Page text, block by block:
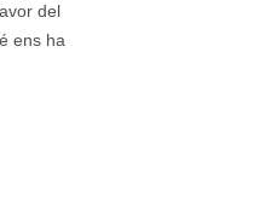
del
ens ha